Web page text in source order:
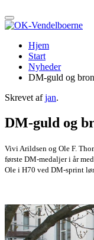
Hjem
Start
Nyheder
DM-guld og
Skrevet afjan.
DM-guld og
Vivi Arildsen og Ole F.
første DM-medaljer i år
Ole i H70 ved DM-sprint